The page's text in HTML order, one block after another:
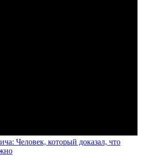
Человек, который доказал, что